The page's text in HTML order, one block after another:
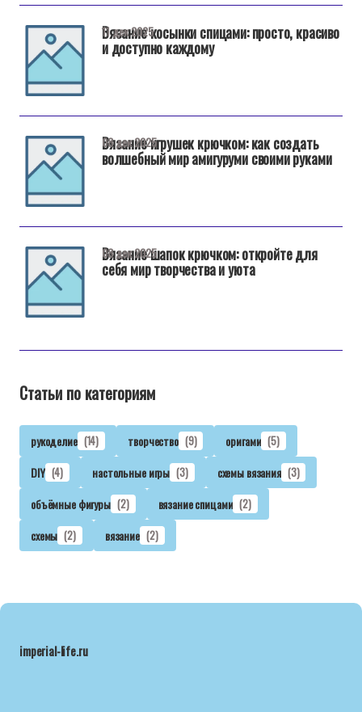
Вязание косынки спицами: просто, красиво
и доступно каждому
11 дек 2025
Вязание игрушек крючком: как создать
волшебный мир амигуруми своими руками
08 дек 2025
Вязание шапок крючком: откройте для
себя мир творчества и уюта
08 дек 2025
Статьи по категориям
рукоделие (14) творчество (9) оригами (5)
DIY (4) настольные игры (3) схемы вязания (3)
объёмные фигуры (2) вязание спицами (2)
схемы (2) вязание (2)
imperial-life.ru